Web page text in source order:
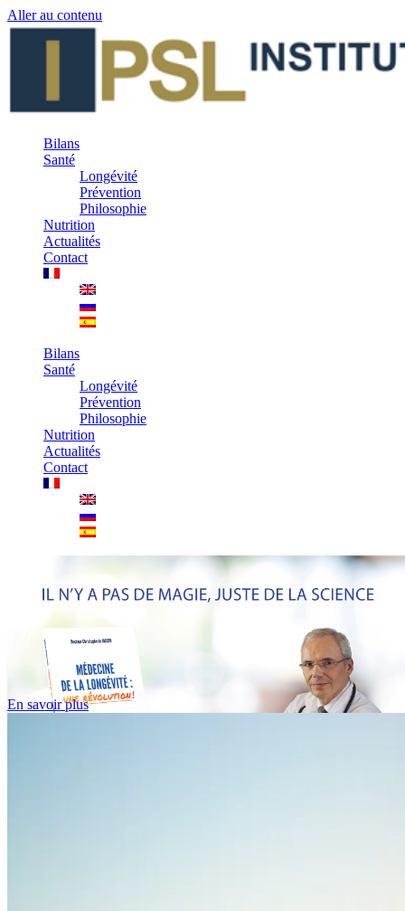
Aller au contenu
Bilans
Santé
Longévité
Prévention
Philosophie
Nutrition
Actualités
Contact
Bilans
Santé
Longévité
Prévention
Philosophie
Nutrition
Actualités
Contact
En savoir plus